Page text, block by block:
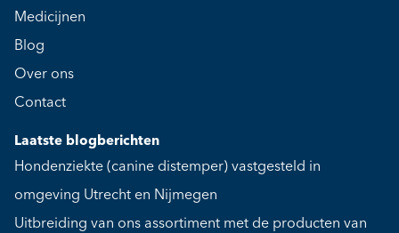
Medicijnen
Blog
Over ons
Contact
Laatste blogberichten
Hondenziekte (canine distemper) vastgesteld in
omgeving Utrecht en Nijmegen
Uitbreiding van ons assortiment met de producten van